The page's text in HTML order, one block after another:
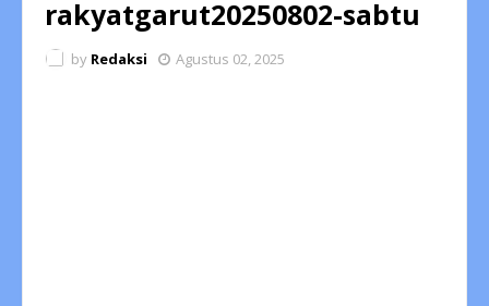
rakyatgarut20250802-sabtu
by Redaksi Agustus 02, 2025